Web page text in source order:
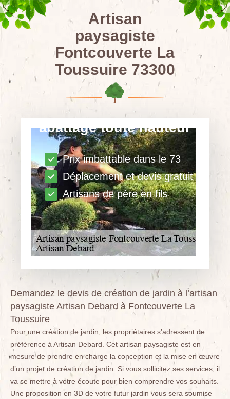
abattage toute hauteur
Prix imbattable dans le 73
Déplacement et devis gratuit
Artisans de père en fils
Artisan
paysagiste
Fontcouverte La
Toussuire 73300
Demandez le devis de création de jardin à l’artisan
paysagiste Artisan Debard à Fontcouverte La
Toussuire
Pour une création de jardin, les propriétaires s’adressent de
préférence à Artisan Debard. Cet artisan paysagiste est en
mesure de prendre en charge la conception et la mise en œuvre
d’un projet de création de jardin. Si vous sollicitez ses services, il
va se mettre à votre écoute pour bien comprendre vos souhaits.
Une proposition en 3D de votre futur jardin vous sera soumise